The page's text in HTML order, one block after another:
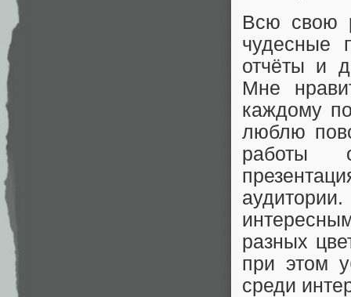
Всю свою
чудесные
отчёты и
Мне
каждому
люблю
работы
разных
при этом
среди